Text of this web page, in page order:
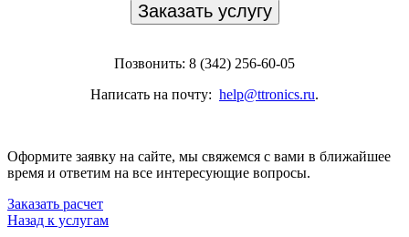
Заказать услугу
Позвонить: 8 (342) 256-60-05
Написать на почту: help@ttronics.ru.
Оформите заявку на сайте, мы свяжемся с вами в ближайшее
время и ответим на все интересующие вопросы.
Заказать расчет
Назад к услугам